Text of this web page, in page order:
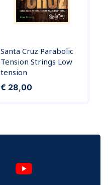
Santa Cruz Parabolic
Tension Strings Low
tension
€ 28,00